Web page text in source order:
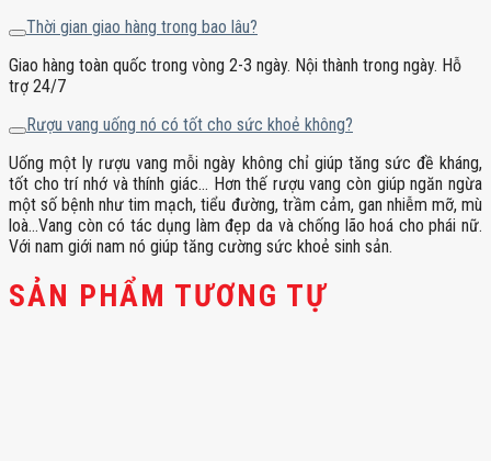
Thời gian giao hàng trong bao lâu?
Giao hàng toàn quốc trong vòng 2-3 ngày. Nội thành trong ngày. Hỗ
trợ 24/7
Rượu vang uống nó có tốt cho sức khoẻ không?
Uống một ly rượu vang mỗi ngày không chỉ giúp tăng sức đề kháng,
tốt cho trí nhớ và thính giác… Hơn thế rượu vang còn giúp ngăn ngừa
một số bệnh như tim mạch, tiểu đường, trầm cảm, gan nhiễm mỡ, mù
loà…Vang còn có tác dụng làm đẹp da và chống lão hoá cho phái nữ.
Với nam giới nam nó giúp tăng cường sức khoẻ sinh sản.
SẢN PHẨM TƯƠNG TỰ